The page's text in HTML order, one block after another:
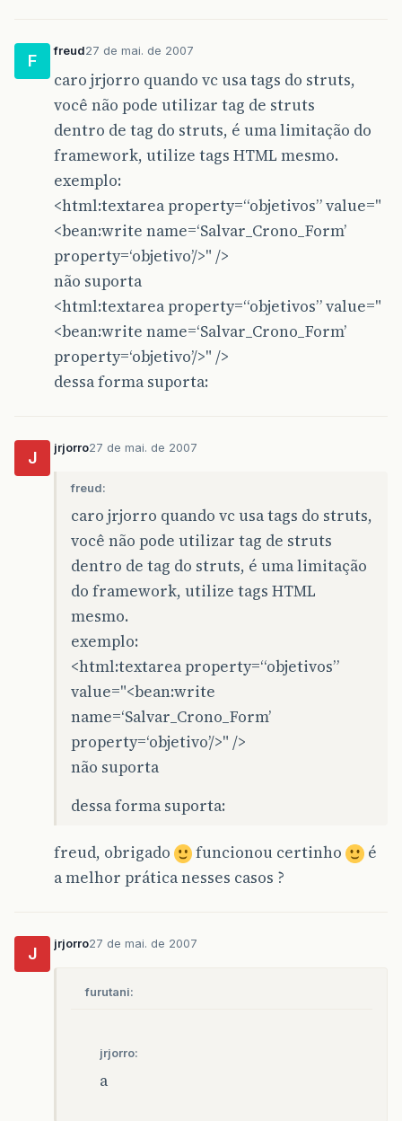
F
freud27 de mai. de 2007
caro jrjorro quando vc usa tags do struts,
você não pode utilizar tag de struts
dentro de tag do struts, é uma limitação do
framework, utilize tags HTML mesmo.
exemplo:
<html:textarea property=“objetivos” value="
<bean:write name=‘Salvar_Crono_Form’
property=‘objetivo’/>" />
não suporta
<html:textarea property=“objetivos” value="
<bean:write name=‘Salvar_Crono_Form’
property=‘objetivo’/>" />
dessa forma suporta:
J
jrjorro27 de mai. de 2007
freud:
caro jrjorro quando vc usa tags do struts,
você não pode utilizar tag de struts
dentro de tag do struts, é uma limitação
do framework, utilize tags HTML
mesmo.
exemplo:
<html:textarea property=“objetivos”
value="<bean:write
name=‘Salvar_Crono_Form’
property=‘objetivo’/>" />
não suporta
dessa forma suporta:
freud, obrigado funcionou certinho
é
a melhor prática nesses casos ?
J
jrjorro27 de mai. de 2007
furutani:
jrjorro:
a